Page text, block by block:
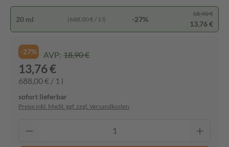
20 ml (688,00 € / 1 l) -27%
18,90 €
13,76 €
-27% AVP: 18,90 €
13,76 €
688,00 € / 1 l
sofort lieferbar
Preise inkl. MwSt. ggf. zzgl. Versandkosten